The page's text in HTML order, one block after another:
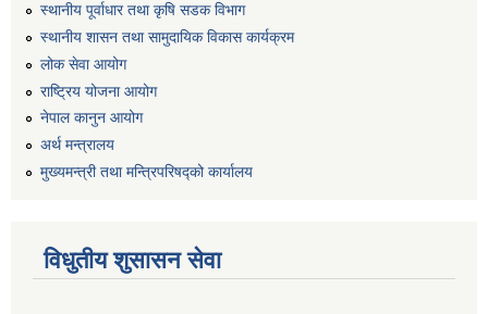
स्थानीय पूर्वाधार तथा कृषि सडक विभाग
स्थानीय शासन तथा सामुदायिक विकास कार्यक्रम
लोक सेवा आयोग
राष्ट्रिय योजना आयोग
नेपाल कानुन आयोग
अर्थ मन्त्रालय
मुख्यमन्त्री तथा मन्त्रिपरिषद्को कार्यालय
विधुतीय शुसासन सेवा